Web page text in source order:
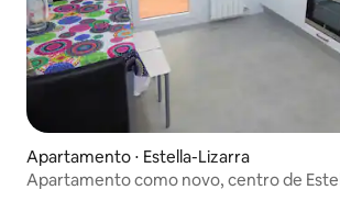
Apartamento ⋅ Estella-Lizarra
Apartamento como novo, centro de